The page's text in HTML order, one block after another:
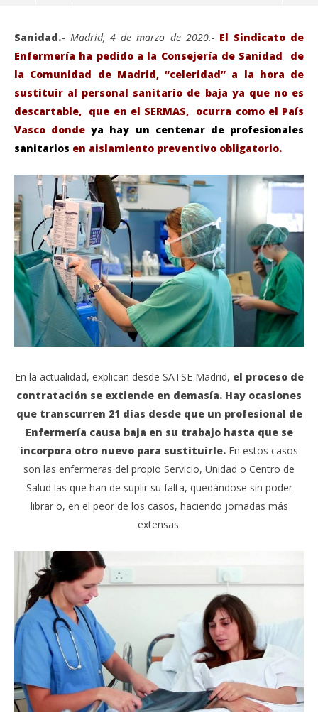
VIENDO AHORA
Coronavirus: SATSE-Madrid reclama una mayor
agilidad en la contratación de enfermeras.
marzo
4,
2020
Admin
Sanidad.- Madrid, 4 de marzo de 2020.- El Sindicato de
Enfermería ha pedido a la Consejería de Sanidad de
la Comunidad de Madrid, “celeridad” a la hora de
sustituir al personal sanitario de baja ya que no es
descartable, que en el SERMAS, ocurra como el País
Vasco dondeya hay un centenar de profesionales
sanitarios en aislamiento preventivo obligatorio.
En la actualidad, explican desde SATSE Madrid, el proceso de
contratación se extiende en demasía. Hay ocasiones
que transcurren 21 días desde que un profesional de
Enfermería causa baja en su trabajo hasta que se
incorpora otro nuevo para sustituirle. En estos casos
son las enfermeras del propio Servicio, Unidad o Centro de
Salud las que han de suplir su falta, quedándose sin poder
librar o, en el peor de los casos, haciendo jornadas más
extensas.